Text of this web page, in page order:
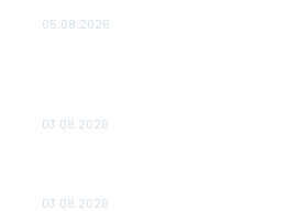
05.08.2026
03.08.2026
03.08.2026